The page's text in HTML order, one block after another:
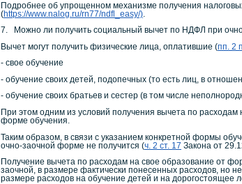
Подробнее об упрощенном механизме получения
(https://www.nalog.ru/rn77/ndfl_easy/)
7. Можно ли получить социальный вычет по НДФЛ при
Вычет могут получить физические лица, оплатившие (пп. 2
- свое обучение
- обучение своих детей, подопечных (то есть лиц, в
- обучение своих братьев и сестер (в том числе
При этом одним из условий получения вычета по
форме обучения.
Таким образом, в связи с указанием конкретной формы
очно-заочной форме не получится (ч. 2 ст. 17 Закона от
Получение вычета по расходам на свое образование от
заочной, в размере фактически понесенных расходов, но
размере расходов на обучение детей и на дорогостоящее